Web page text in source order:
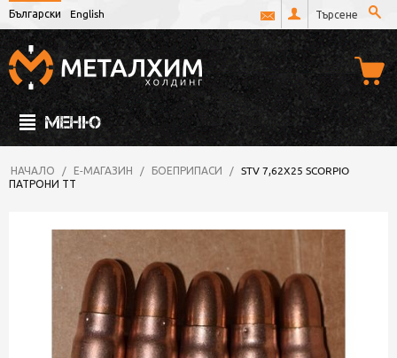
Български English
МЕНЮ
НАЧАЛО / Е-МАГАЗИН / БОЕПРИПАСИ / STV 7,62X25 SCORPIO
ПАТРОНИ ТТ